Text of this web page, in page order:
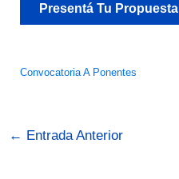
Presentá Tu Propuesta
Convocatoria A Ponentes
← Entrada Anterior